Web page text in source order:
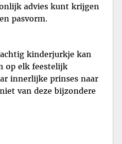
advies kunt krijgen
pasvorm.
kinderjurkje kan
op elk feestelijk
innerlijke prinses naar
van deze bijzondere